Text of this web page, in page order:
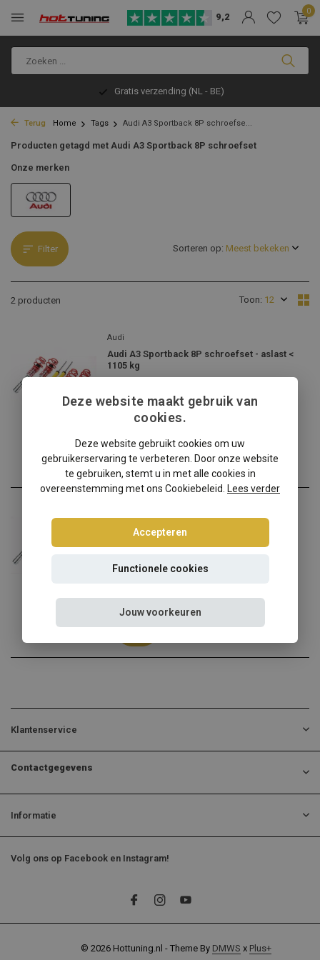
9,2
0
Gratis verzending (NL - BE)
Terug Home Tags Audi A3 Sportback 8P schroefse...
Producten getagd met Audi A3 Sportback 8P schroefset
Onze merken
Filter
2 producten Toon:
Sorteren op:
Audi
Audi A3 Sportback 8P schroefset - aslast <
1105 kg
€264,95
Audi A3 Sportback 8P schroefset - aslast:
1106-1190 kg
Incl. btw
Klantenservice
Contactgegevens
Informatie
Volg ons op Facebook en Instagram!
© 2026 Hottuning.nl - Theme By DMWS x Plus+
Deze website maakt gebruik van
cookies.
Deze website gebruikt cookies om uw
gebruikerservaring te verbeteren. Door onze website
te gebruiken, stemt u in met alle cookies in
overeenstemming met ons Cookiebeleid.
Lees verder
Accepteren
Functionele cookies
Jouw voorkeuren